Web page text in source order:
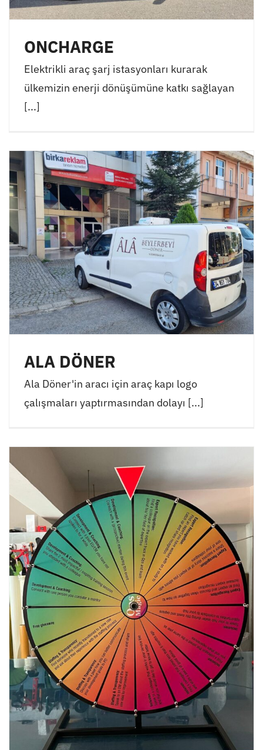
ONCHARGE
Elektrikli araç şarj istasyonları kurarak
ülkemizin enerji dönüşümüne katkı sağlayan
[...]
ALA DÖNER
Ala Döner'in aracı için araç kapı logo
çalışmaları yaptırmasından dolayı [...]